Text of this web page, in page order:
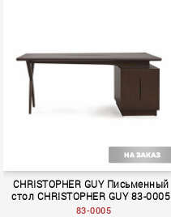
CHRISTOPHER GUY Письменный
стол CHRISTOPHER GUY 83-0005
83-0005